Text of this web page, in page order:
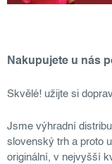
Nakupujete u nás
Skvělé! užijte si
Jsme výhradní
slovenský trh a proto
originální, v nejvyšší